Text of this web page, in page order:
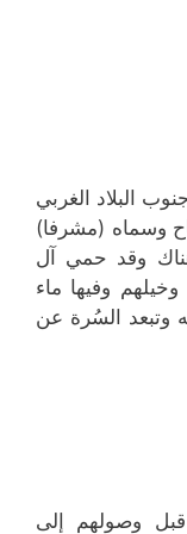
البلاد الغربي
وسماه (مشرفا)
هناك وقد حمي آل
وفيها ماء
وتبعد السُرة عن
وصولهم إلى